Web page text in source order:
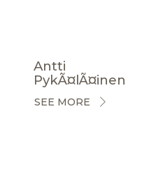
Antti
PykÃ¤lÃ¤inen
SEE MORE